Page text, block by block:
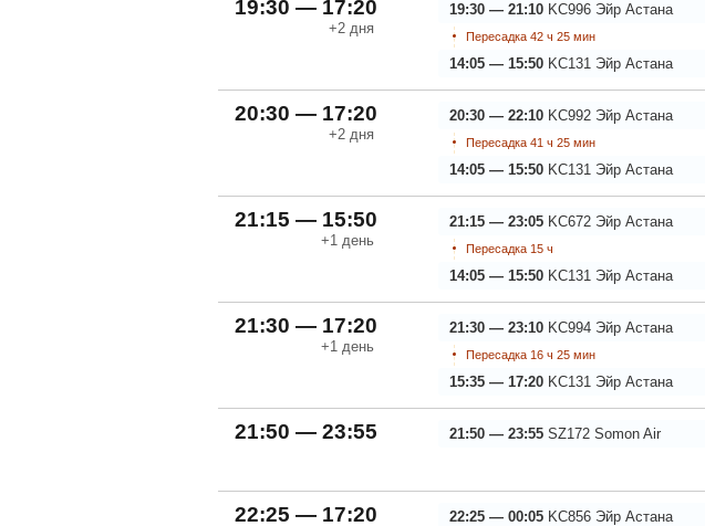
19:30 — 17:20
+2 дня
19:30 — 21:10 KC996 Эйр Астана
Пересадка 42 ч 25 мин
14:05 — 15:50 KC131 Эйр Астана
20:30 — 17:20
+2 дня
20:30 — 22:10 KC992 Эйр Астана
Пересадка 41 ч 25 мин
14:05 — 15:50 KC131 Эйр Астана
21:15 — 15:50
+1 день
21:15 — 23:05 KC672 Эйр Астана
Пересадка 15 ч
14:05 — 15:50 KC131 Эйр Астана
21:30 — 17:20
+1 день
21:30 — 23:10 KC994 Эйр Астана
Пересадка 16 ч 25 мин
15:35 — 17:20 KC131 Эйр Астана
21:50 — 23:55 21:50 — 23:55 SZ172 Somon Air
22:25 — 17:20 22:25 — 00:05 KC856 Эйр Астана